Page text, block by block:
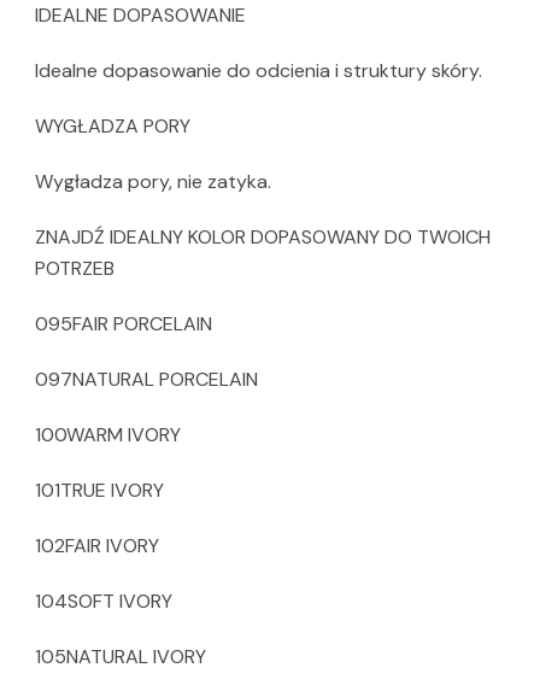
IDEALNE DOPASOWANIE
Idealne dopasowanie do odcienia i struktury skóry.
WYGŁADZA PORY
Wygładza pory, nie zatyka.
ZNAJDŹ IDEALNY KOLOR DOPASOWANY DO TWOICH
POTRZEB
095FAIR PORCELAIN
097NATURAL PORCELAIN
100WARM IVORY
101TRUE IVORY
102FAIR IVORY
104SOFT IVORY
105NATURAL IVORY